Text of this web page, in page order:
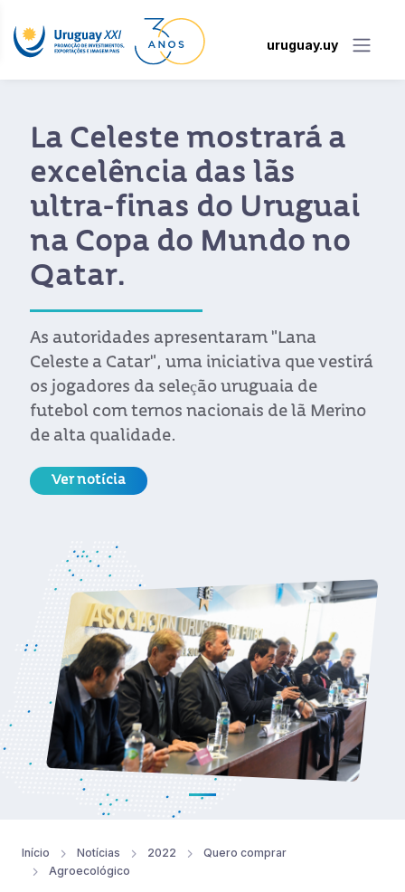
uruguay.uy
La Celeste mostrará a
excelência das lãs
ultra-finas do Uruguai
na Copa do Mundo no
Qatar.
As autoridades apresentaram "Lana
Celeste a Catar", uma iniciativa que vestirá
os jogadores da seleção uruguaia de
futebol com ternos nacionais de lã Merino
de alta qualidade.
Ver notícia
Início Notícias 2022
Quero comprar
Agroecológico